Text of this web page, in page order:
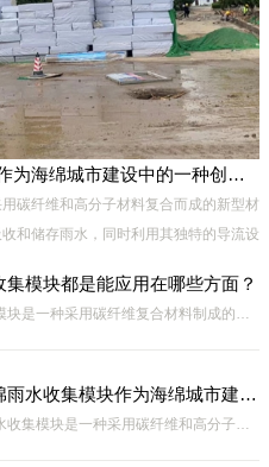
相城区多孔纤维棉雨水收集模块作为海绵城市建设中的一种创新材料
碳纤维和高分子材料复合而成的新型材
和储存雨水，同时利用其独特的导流设
模块都是能应用在哪些方面？
相城区碳纤雨水收集模块是一种采用碳纤维复合材料制成的雨水收集装置，具有*、环保、可持续等诸多优点。这种模块的设计独特，结构轻巧且强度高，耐腐蚀，能够在各种环境条件下稳定运行。其广泛的应用领域不仅体现在城市规
相城区多孔纤维棉雨水收集模块作为海绵城市建设中的一种创新材料
相城区多孔纤维棉雨水收集模块是一种采用碳纤维和高分子材料复合而成的新型材料。它拥有高度多孔的结构，能够有效吸收和储存雨水，同时利用其独特的导流设计，将雨水迅速排出，有效防止城市内涝的发生。此外，该材料还具有